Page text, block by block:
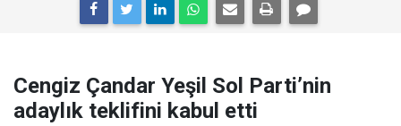
Cengiz Çandar Yeşil Sol Parti’nin
adaylık teklifini kabul etti